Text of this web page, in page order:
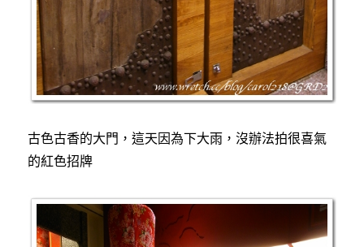
古色古香的大門，這天因為下大雨，沒辦法拍很喜氣
的紅色招牌